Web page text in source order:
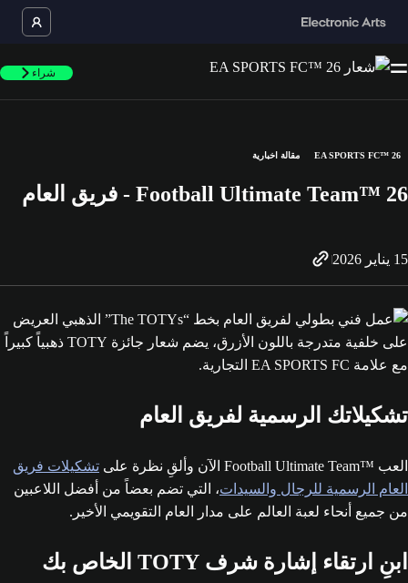
شراء
EA SPORTS FC™ 26 مقالة اخبارية
Football Ultimate Team™ 26 - فريق العام
15 يناير 2026
تشكيلاتك الرسمية لفريق العام
العب Football Ultimate Team™‎ الآن وألقِ نظرة على
تشكيلات فريق
العام الرسمية للرجال والسيدات، التي تضم بعضاً من أفضل اللاعبين
من جميع أنحاء لعبة العالم على مدار العام التقويمي الأخير.
ابنِ ارتقاء إشارة شرف TOTY الخاص بك